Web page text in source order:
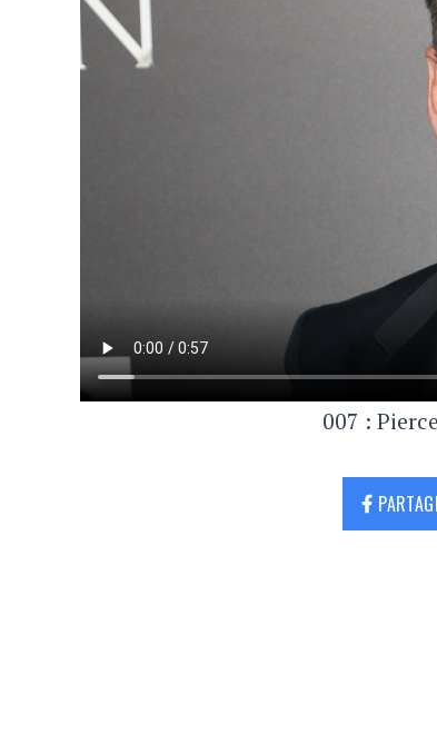
007 :